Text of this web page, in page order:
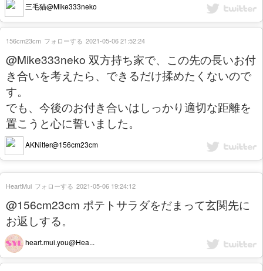
三毛猫@Mike333neko
@Mike333neko 双方持ち家で、この先の長いお付
き合いを考えたら、できるだけ揉めたくないので
す。
でも、今後のお付き合いはしっかり適切な距離を
置こうと心に誓いました。
AKNitter@156cm23cm
156cm23cm フォローする 2021-05-06 21:52:24
@156cm23cm ポテトサラダをだまって玄関先に
お返しする。
heart.mui.you@Hea...
HeartMui フォローする 2021-05-06 19:24:12